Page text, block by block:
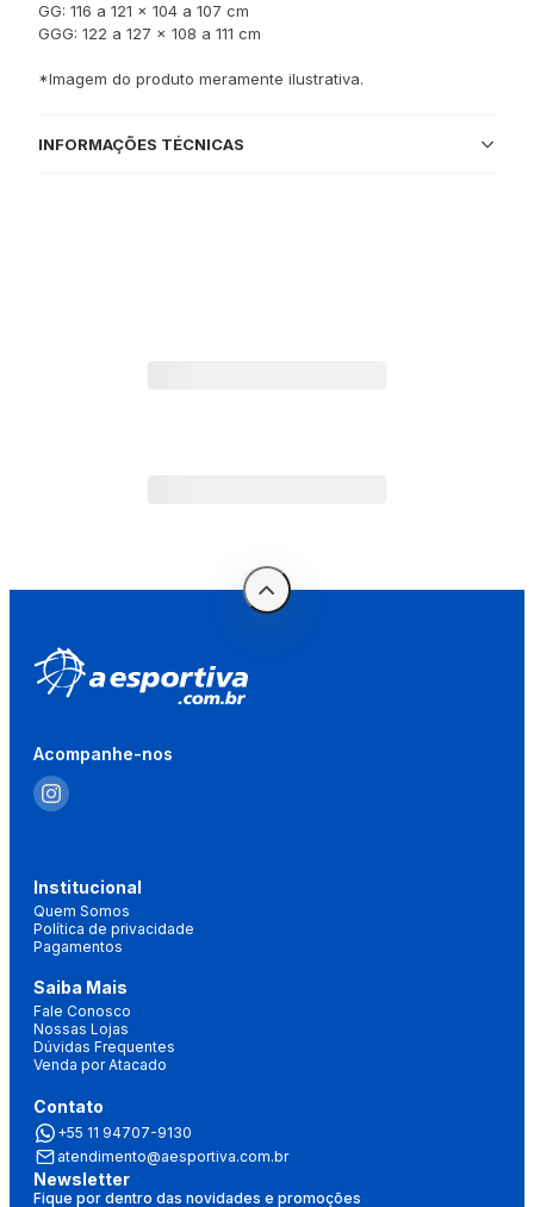
GG: 116 a 121 x 104 a 107 cm
GGG: 122 a 127 x 108 a 111 cm
*Imagem do produto meramente ilustrativa.
INFORMAÇÕES TÉCNICAS
Acompanhe-nos
Institucional
Quem Somos
Política de privacidade
Pagamentos
Saiba Mais
Fale Conosco
Nossas Lojas
Dúvidas Frequentes
Venda por Atacado
Contato
+55 11 94707-9130
atendimento@aesportiva.com.br
Newsletter
Fique por dentro das novidades e promoções